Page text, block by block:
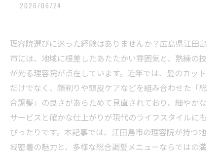
2026/06/24
理容院選びに迷った経験はありませんか？広島県江田島
市には、地域に根差したあたたかい雰囲気と、熟練の技
が光る理容院が点在しています。近年では、髪のカット
だけでなく、顔剃りや頭皮ケアなどを組み合わせた「総
合調髪」の良さがあらためて見直されており、細やかな
サービスと確かな仕上がりが現代のライフスタイルにも
ぴったりです。本記事では、江田島市の理容院が持つ地
域密着の魅力と、多様な総合調髪メニューならではの満